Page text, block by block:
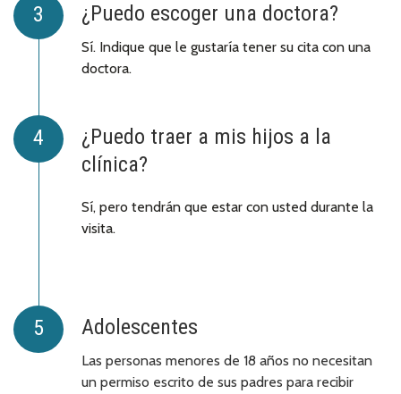
¿Puedo escoger una doctora?
Sí. Indique que le gustaría tener su cita con una
doctora.
¿Puedo traer a mis hijos a la
clínica?
Sí, pero tendrán que estar con usted durante la
visita.
Adolescentes
Las personas menores de 18 años no necesitan
un permiso escrito de sus padres para recibir